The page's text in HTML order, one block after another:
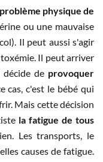
problème physique de
ou une mauvaise
Il peut aussi s'agir
Il peut arriver
de provoquer
cas, c'est le bébé qui
Mais cette décision
la fatigue de tous
Les transports, le
causes de fatigue.